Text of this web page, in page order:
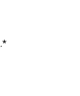
.*